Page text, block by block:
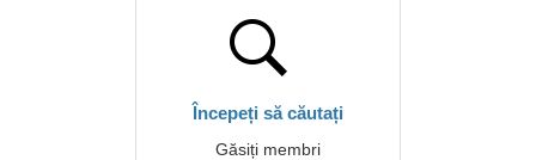
Începeți să căutați
Găsiți membri